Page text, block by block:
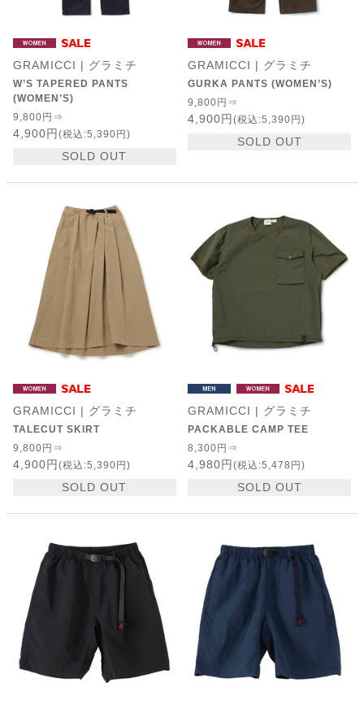
GRAMICCI | グラミチ
W’S TAPERED PANTS
(WOMEN’S)
9,800円⇒
4,900円 (税込:5,390円)
SOLD OUT
GRAMICCI | グラミチ
GURKA PANTS (WOMEN’S)
9,800円⇒
4,900円 (税込:5,390円)
SOLD OUT
GRAMICCI | グラミチ
TALECUT SKIRT
9,800円⇒
4,900円 (税込:5,390円)
SOLD OUT
GRAMICCI | グラミチ
PACKABLE CAMP TEE
8,300円⇒
4,980円 (税込:5,478円)
SOLD OUT